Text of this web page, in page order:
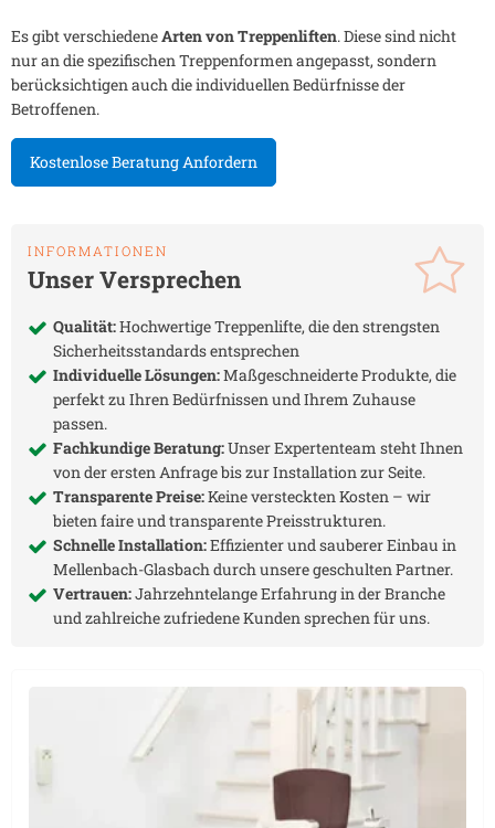
Es gibt verschiedeneArten von Treppenliften. Diese sind nicht
nur an die spezifischen Treppenformen angepasst, sondern
berücksichtigen auch die individuellen Bedürfnisse der
Betroffenen.
Kostenlose Beratung Anfordern
INFORMATIONEN
Unser Versprechen
Qualität:Hochwertige Treppenlifte, die den strengsten
Sicherheitsstandards entsprechen
Individuelle Lösungen:Maßgeschneiderte Produkte, die
perfekt zu Ihren Bedürfnissen und Ihrem Zuhause
passen.
Fachkundige Beratung:Unser Expertenteam steht Ihnen
von der ersten Anfrage bis zur Installation zur Seite.
Transparente Preise:Keine versteckten Kosten – wir
bieten faire und transparente Preisstrukturen.
Schnelle Installation:Effizienter und sauberer Einbau in
Mellenbach-Glasbachdurch unsere geschulten Partner.
Vertrauen:Jahrzehntelange Erfahrung in der Branche
und zahlreiche zufriedene Kunden sprechen für uns.